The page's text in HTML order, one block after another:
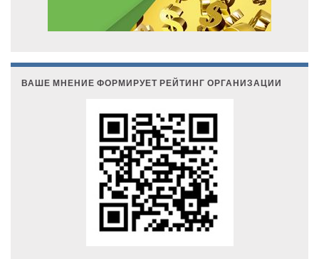
ВАШЕ МНЕНИЕ ФОРМИРУЕТ РЕЙТИНГ ОРГАНИЗАЦИИ